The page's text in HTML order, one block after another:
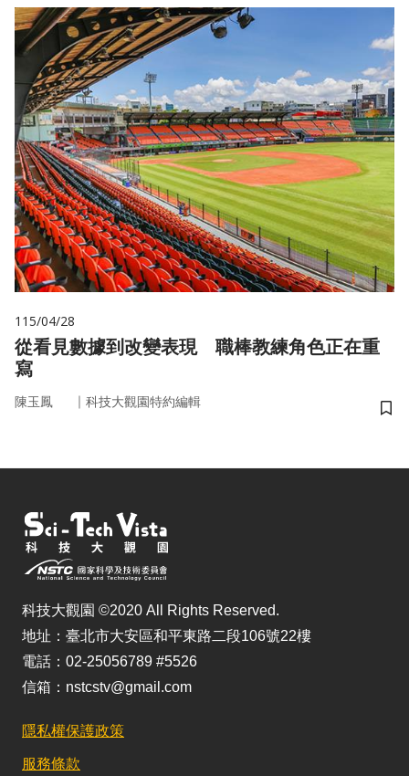
115/04/28
從看見數據到改變表現 職棒教練角色正在重
寫
陳玉鳳 ｜ 科技大觀園特約編輯
儲
科技大觀園 ©2020 All Rights Reserved.
地址：臺北市大安區和平東路二段106號22樓
電話：02-25056789 #5526
信箱：nstcstv@gmail.com
隱私權保護政策
服務條款